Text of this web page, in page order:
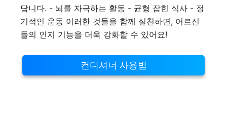
답니다. - 뇌를 자극하는 활동 - 균형 잡힌 식사 - 정
기적인 운동 이러한 것들을 함께 실천하면, 어르신
들의 인지 기능을 더욱 강화할 수 있어요!
컨디셔너 사용법